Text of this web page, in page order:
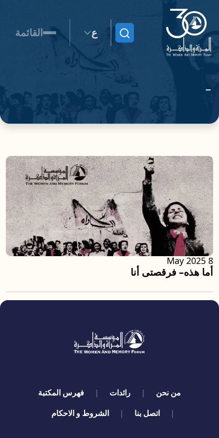
ابحث ع القائمة
أما هذه– فرقصتى أنا
8 May 2025
quick links
من نحن رائدات
فهرس المكتبة
اتصل بنا
الشروط و الاحكام